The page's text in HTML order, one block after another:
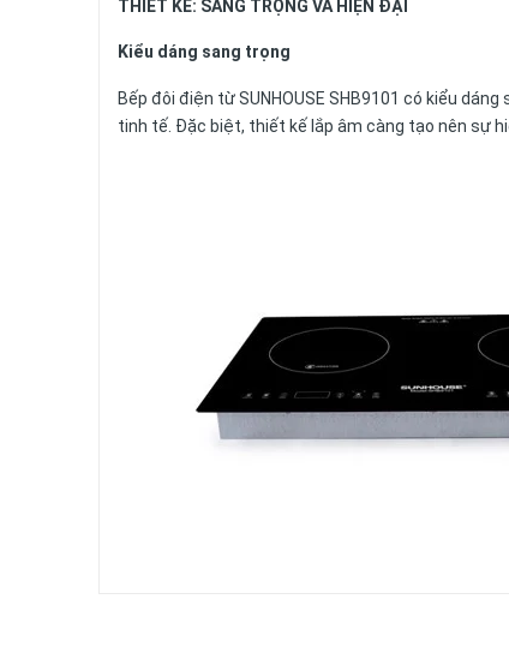
THIẾT KẾ: SANG TRỌNG VÀ HIỆN ĐẠI
Kiểu dáng sang trọng
Bếp đôi điện từ SUNHOUSE SHB9101 có kiểu
tinh tế. Đặc biệt, thiết kế lắp âm càng tạo nên sự